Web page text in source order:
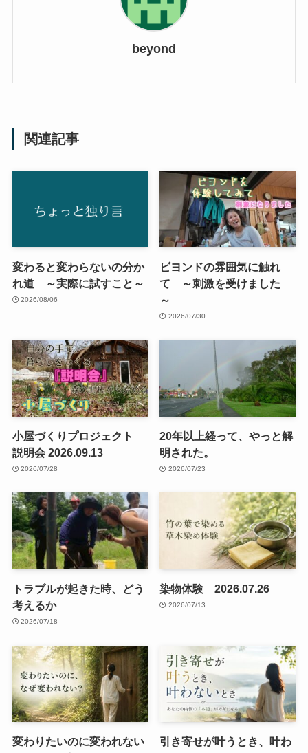
beyond
関連記事
変わると変わらないの分か
れ道 ～実際に試すこと～
2026/08/06
ビヨンドの雰囲気に触れ
て ～刺激を受けました
～
2026/07/30
小屋づくりプロジェクト
説明会 2026.09.13
2026/07/28
20年以上経って、やっと解
明された。
2026/07/23
トラブルが起きた時、どう
考えるか
2026/07/18
染物体験 2026.07.26
2026/07/13
変わりたいのに変われない
引き寄せが叶うとき、叶わ